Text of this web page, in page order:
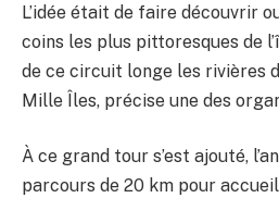
L’idée était de faire découvrir
coins les plus pittoresques de
de ce circuit longe les rivières
Mille Îles, précise une des
À ce grand tour s’est ajouté,
parcours de 20 km pour